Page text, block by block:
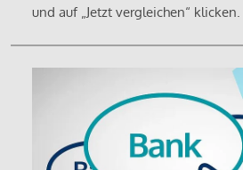
und auf „Jetzt vergleichen“ klicken.